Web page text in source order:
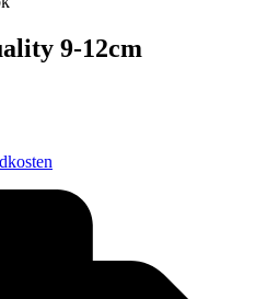
9-12cm